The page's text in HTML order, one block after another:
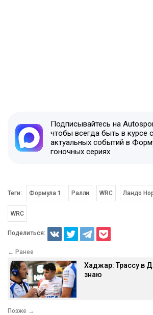
Подписывайтесь на
чтобы всегда быть в курсе
актуальных событий в
гоночных сериях
Теги: Формула 1 Ралли WRC Ландо
WRC
Поделиться:
← Ранее
Хаджар: Трассу в
знаю
Позже →